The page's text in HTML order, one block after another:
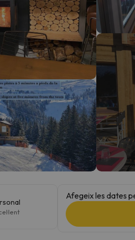
la destinació.
torna.
Afegeix les dates